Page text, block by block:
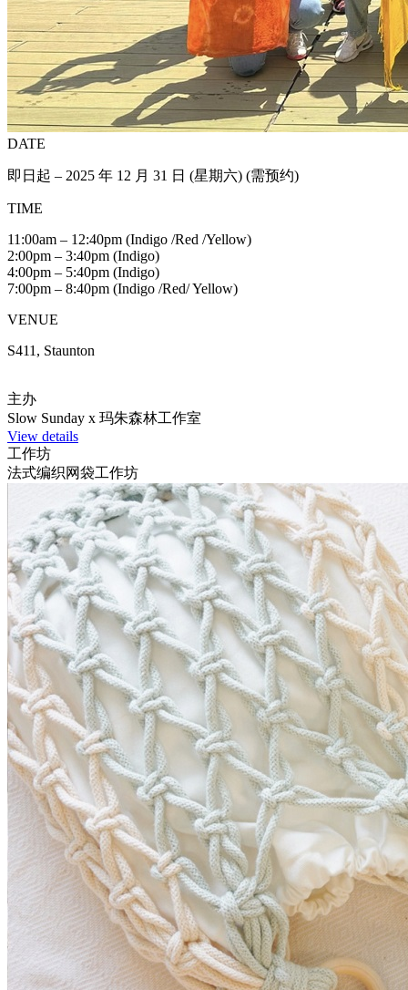
DATE
即日起 – 2025 年 12 月 31 日 (星期六) (需预约)
TIME
11:00am – 12:40pm (Indigo /Red /Yellow)
2:00pm – 3:40pm (Indigo)
4:00pm – 5:40pm (Indigo)
7:00pm – 8:40pm (Indigo /Red/ Yellow)
VENUE
S411, Staunton
主办
Slow Sunday x 玛朱森林工作室
View details
工作坊
法式编织网袋工作坊